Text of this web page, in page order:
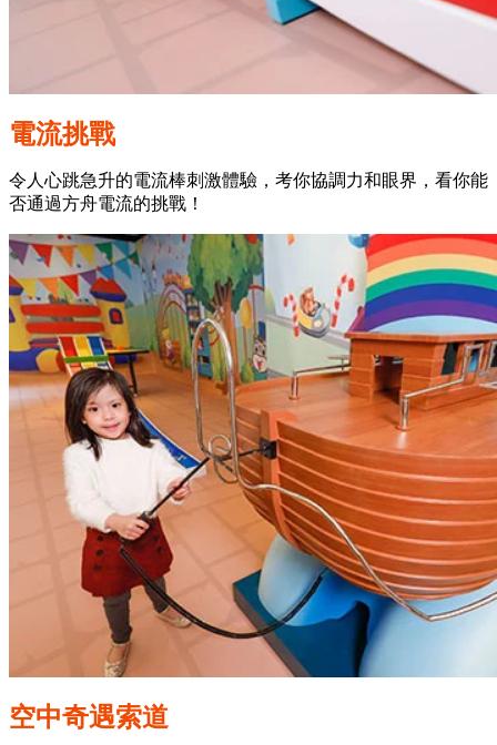
電流挑戰
令人心跳急升的電流棒刺激體驗，考你協調力和眼界，看你能
否通過方舟電流的挑戰！
空中奇遇索道